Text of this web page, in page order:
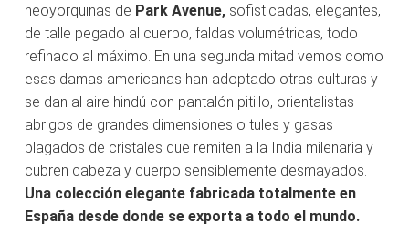
neoyorquinas de Park Avenue, sofisticadas, elegantes,
de talle pegado al cuerpo, faldas volumétricas, todo
refinado al máximo. En una segunda mitad vemos como
esas damas americanas han adoptado otras culturas y
se dan al aire hindú con pantalón pitillo, orientalistas
abrigos de grandes dimensiones o tules y gasas
plagados de cristales que remiten a la India milenaria y
cubren cabeza y cuerpo sensiblemente desmayados.
Una colección elegante fabricada totalmente en
España desde donde se exporta a todo el mundo.